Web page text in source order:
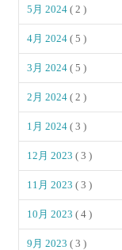
5月 2024( 2 )
4月 2024( 5 )
3月 2024( 5 )
2月 2024( 2 )
1月 2024( 3 )
12月 2023( 3 )
11月 2023( 3 )
10月 2023( 4 )
9月 2023( 3 )